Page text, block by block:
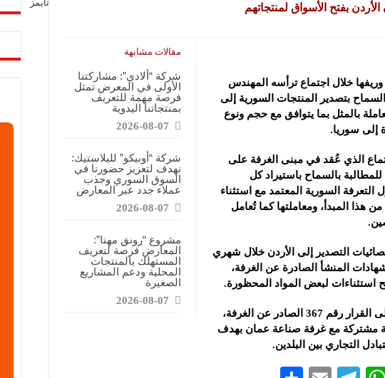
بيردز”: مشاركتنا في المعرض تهدف إلى الترويج للموقع وتعزيز حضوره الإعلامي
الجودة للمعدات الصناعية”: شاركنا بالمعرض لدعم مرحلة إعادة الإعمار في سوريا
بفتح الأسواق لمنتجاتهم
مقالات مشابهة
شركة “ألادي”: مشاركتنا
الأولى في المعرض تمثل
فرصة مهمة للتعريف
بمنتجاتنا اليدوية
2026-08-07
شركة “أوبيكو” للبلاستيك:
نهدف لتعزيز حضورنا في
السوق السوري وجذب
عملاء جدد عبر المعارض
2026-08-07
مشروع “رونق مهنا”:
المعارض فرصة لتعريف
المستهلك بالمنتجات
المحلية ودعم المشاريع
الصغيرة
2026-08-07
خلال اجتماع ترأسه المهندس
بتصدير المنتجات السورية إلى
بالمثل بما يتوافق مع حجم ونوع
إلى سوريا.
الذي عُقد في مبنى الغرفة على
بالسماح باستيراد كل
السورية المعتمد مع استثناء
هذا المبدأ، ومعاملتها كما تُعامل
التصدير إلى الأردن خلال شهري
بناءً على شهادات المنشأ الصادرة عن الغرفة،
استثناءات لبعض المواد المحظورة.
ويأتي هذا الاجتماع استناداً إلى القرار رقم 367 الصادر عن الغرفة،
مشتركة مع غرفة صناعة عمان بهدف
التجاري بين البلدين.
تايمز